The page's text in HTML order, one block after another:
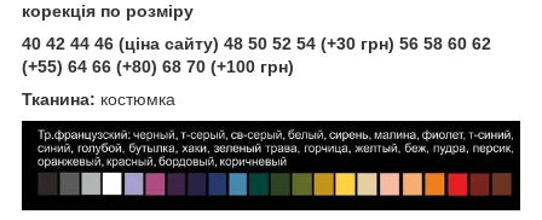
корекція по розміру
40 42 44 46 (ціна сайту) 48 50 52 54 (+30 грн) 56 58 60 62
(+55) 64 66 (+80) 68 70 (+100 грн)
Тканина: костюмка